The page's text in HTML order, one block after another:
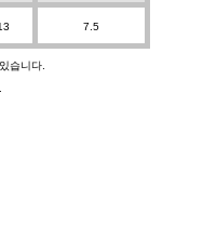
7.5
습니다.